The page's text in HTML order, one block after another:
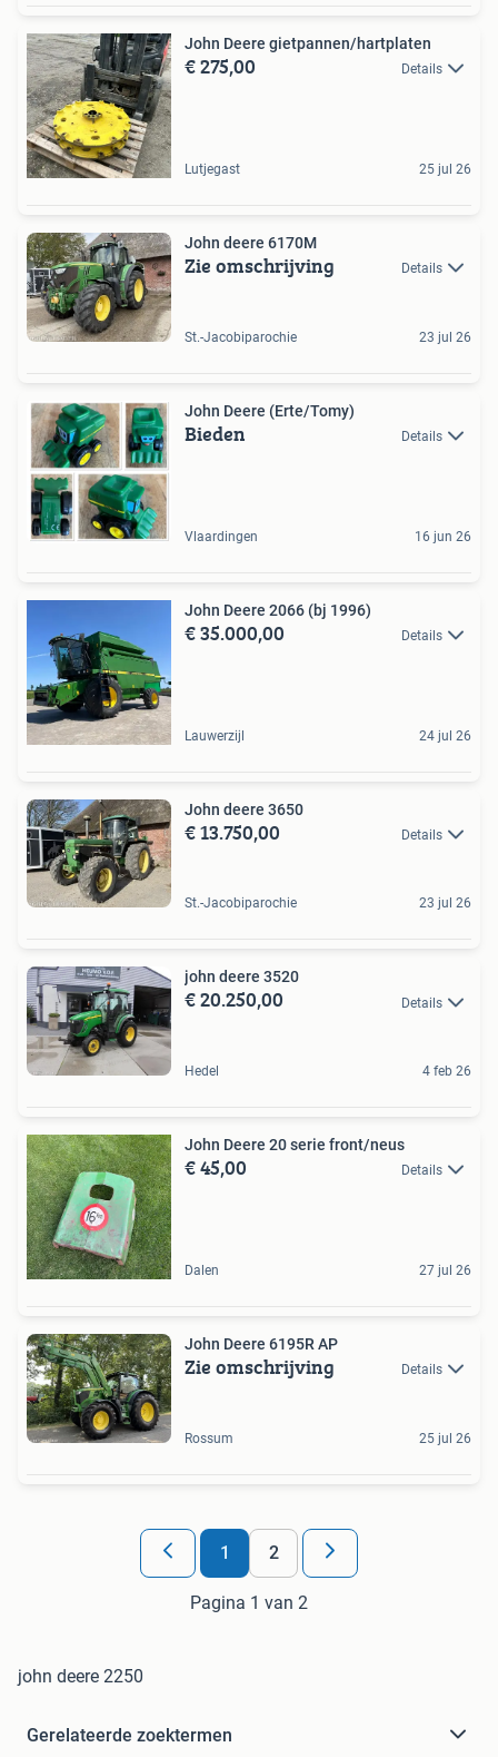
John Deere gietpannen/hartplaten
€ 275,00 Details
Lutjegast 25 jul 26
John deere 6170M
Zie omschrijving Details
St.-Jacobiparochie 23 jul 26
John Deere (Erte/Tomy)
Bieden Details
Vlaardingen 16 jun 26
John Deere 2066 (bj 1996)
€ 35.000,00 Details
Lauwerzijl 24 jul 26
John deere 3650
€ 13.750,00 Details
St.-Jacobiparochie 23 jul 26
john deere 3520
€ 20.250,00 Details
Hedel 4 feb 26
John Deere 20 serie front/neus
€ 45,00 Details
Dalen 27 jul 26
John Deere 6195R AP
Zie omschrijving Details
Rossum 25 jul 26
1 2
Pagina 1 van 2
john deere 2250
Gerelateerde zoektermen